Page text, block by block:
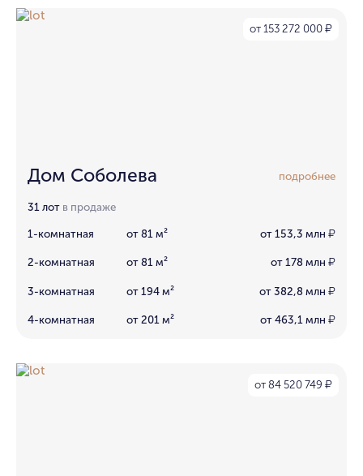
от 153 272 000 ₽
Дом Соболева подробнее
31 лот в продаже
1-комнатная от 81 м² от 153,3 млн ₽
2-комнатная от 81 м² от 178 млн ₽
3-комнатная от 194 м² от 382,8 млн ₽
4-комнатная от 201 м² от 463,1 млн ₽
от 84 520 749 ₽